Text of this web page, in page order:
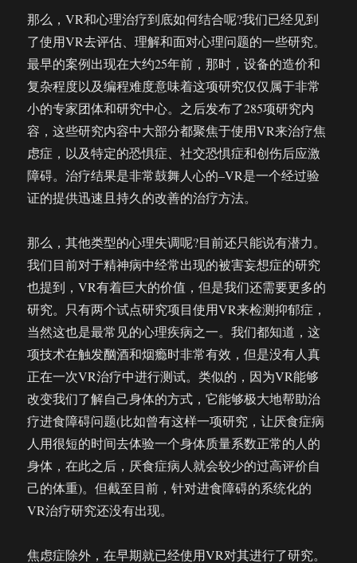
那么，VR和心理治疗到底如何结合呢?我们已经见到
了使用VR去评估、理解和面对心理问题的一些研究。
最早的案例出现在大约25年前，那时，设备的造价和
复杂程度以及编程难度意味着这项研究仅仅属于非常
小的专家团体和研究中心。之后发布了285项研究内
容，这些研究内容中大部分都聚焦于使用VR来治疗焦
虑症，以及特定的恐惧症、社交恐惧症和创伤后应激
障碍。治疗结果是非常鼓舞人心的–VR是一个经过验
证的提供迅速且持久的改善的治疗方法。
那么，其他类型的心理失调呢?目前还只能说有潜力。
我们目前对于精神病中经常出现的被害妄想症的研究
也提到，VR有着巨大的价值，但是我们还需要更多的
研究。只有两个试点研究项目使用VR来检测抑郁症，
当然这也是最常见的心理疾病之一。我们都知道，这
项技术在触发酗酒和烟瘾时非常有效，但是没有人真
正在一次VR治疗中进行测试。类似的，因为VR能够
改变我们了解自己身体的方式，它能够极大地帮助治
疗进食障碍问题(比如曾有这样一项研究，让厌食症病
人用很短的时间去体验一个身体质量系数正常的人的
身体，在此之后，厌食症病人就会较少的过高评价自
己的体重)。但截至目前，针对进食障碍的系统化的
VR治疗研究还没有出现。
焦虑症除外，在早期就已经使用VR对其进行了研究。